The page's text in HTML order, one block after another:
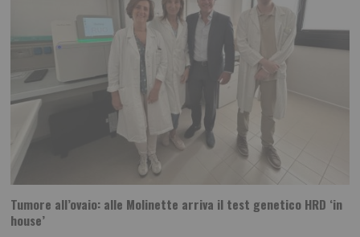
Tumore all’ovaio: alle Molinette arriva il test genetico HRD ‘in
house’